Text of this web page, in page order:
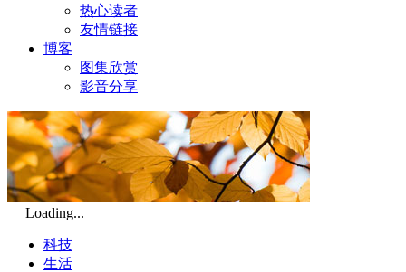
热心读者
友情链接
博客
图集欣赏
影音分享
Loading...
科技
生活